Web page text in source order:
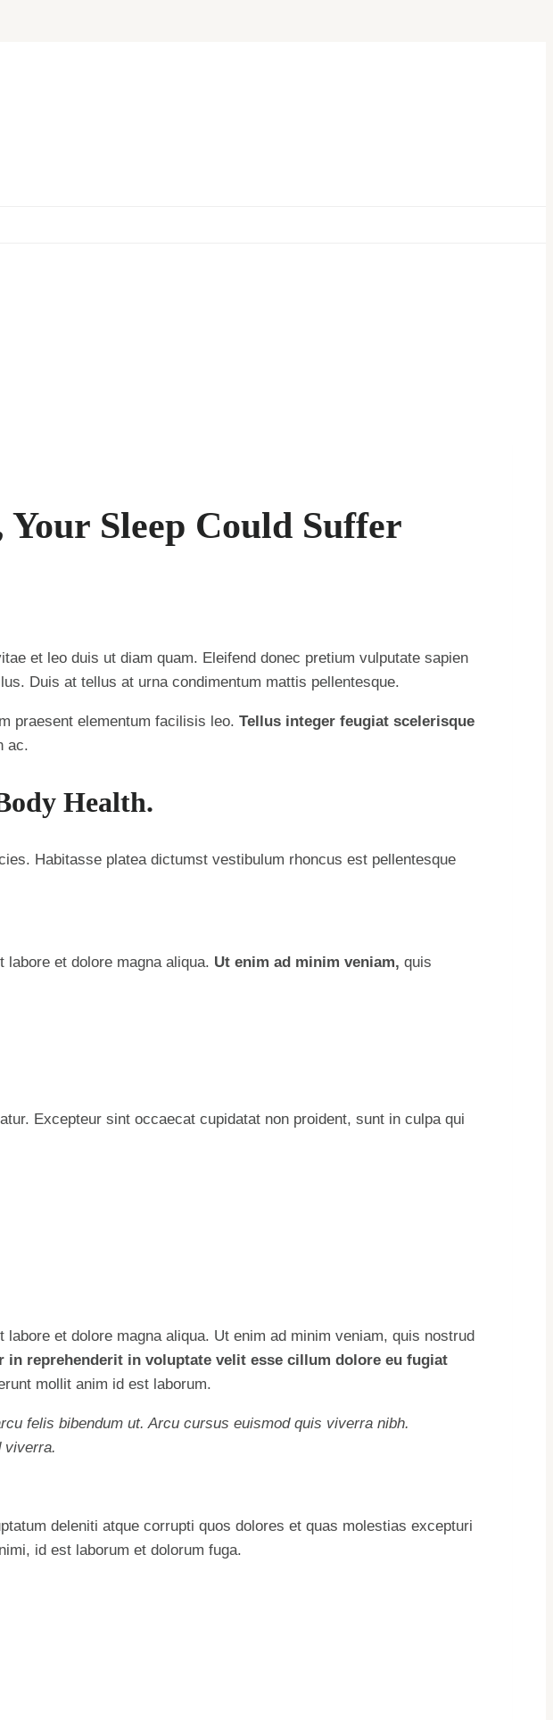
Sleep Could Suffer
et leo duis ut diam quam. Eleifend donec pretium vulputate sapien
Duis at tellus at urna condimentum mattis pellentesque.
praesent elementum facilisis leo.Tellus integer feugiat scelerisque
ac.
Health.
Habitasse platea dictumst vestibulum rhoncus est pellentesque
et dolore magna aliqua. Ut enim ad minim veniam, quis
Excepteur sint occaecat cupidatat non proident, sunt in culpa qui
et dolore magna aliqua. Ut enim ad minim veniam, quis nostrud
in reprehenderit in voluptate velit esse cillum dolore eu fugiat
mollit anim id est laborum.
felis bibendum ut. Arcu cursus euismod quis viverra nibh.
viverra.
deleniti atque corrupti quos dolores et quas molestias excepturi
id est laborum et dolorum fuga.